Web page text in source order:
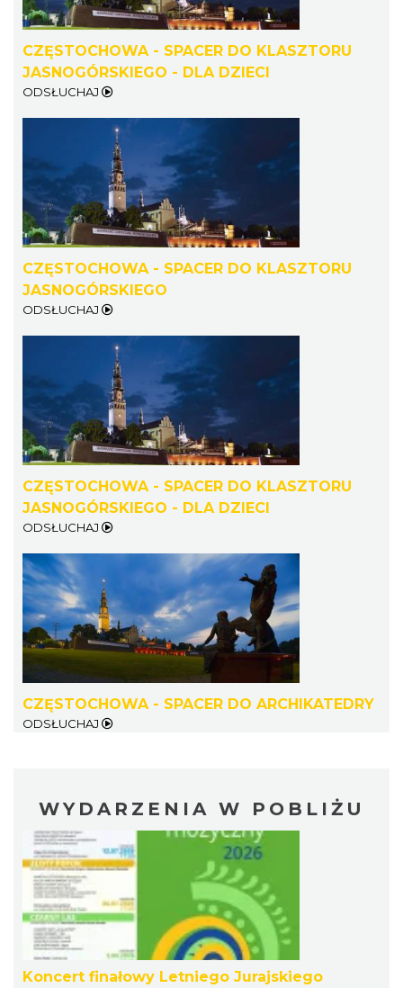
CZĘSTOCHOWA - SPACER DO KLASZTORU
JASNOGÓRSKIEGO - DLA DZIECI
ODSŁUCHAJ
CZĘSTOCHOWA - SPACER DO KLASZTORU
JASNOGÓRSKIEGO
ODSŁUCHAJ
CZĘSTOCHOWA - SPACER DO KLASZTORU
JASNOGÓRSKIEGO - DLA DZIECI
ODSŁUCHAJ
CZĘSTOCHOWA - SPACER DO ARCHIKATEDRY
ODSŁUCHAJ
WYDARZENIA W POBLIŻU
Koncert finałowy Letniego Jurajskiego